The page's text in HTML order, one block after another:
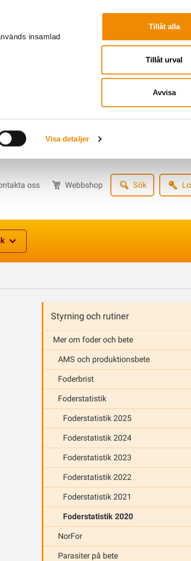
insamlad
Visa detaljer
Tillåt alla
Tillåt urval
Avvisa
oss Webbshop Sök
Styrning och rutiner
Mer om foder och bete
AMS och produktionsbete
Foderbrist
Foderstatistik
Foderstatistik 2025
Foderstatistik 2024
Foderstatistik 2023
Foderstatistik 2022
Foderstatistik 2021
Foderstatistik 2020
NorFor
Parasiter på bete